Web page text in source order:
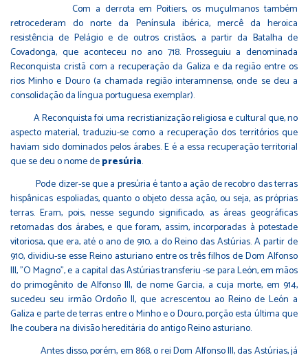
Com a derrota em Poitiers, os muçulmanos também
retrocederam do norte da Península ibérica, mercê da heroica
resistência de Pelágio e de outros cristãos, a partir da Batalha de
Covadonga, que aconteceu no ano 718. Prosseguiu a denominada
Reconquista cristã com a recuperação da Galiza e da região entre os
rios Minho e Douro (a chamada região interamnense, onde se deu a
consolidação da língua portuguesa exemplar).
A Reconquista foi uma recristianização religiosa e cultural que, no
aspecto material, traduziu-se como a recuperação dos territórios que
haviam sido dominados pelos árabes. E é a essa recuperação territorial
que se deu o nome depresúria.
Pode dizer-se que a presúria é tanto a ação de recobro das terras
hispânicas espoliadas, quanto o objeto dessa ação, ou seja, as próprias
terras. Eram, pois, nesse segundo significado, as áreas geográficas
retomadas dos árabes, e que foram, assim, incorporadas à potestade
vitoriosa, que era, até o ano de 910, a do Reino das Astúrias. A partir de
910, dividiu-se esse Reino asturiano entre os três filhos de Dom Alfonso
III, "O Magno", e a capital das Astúrias transferiu -se para León, em mãos
do primogênito de Alfonso III, de nome Garcia, a cuja morte, em 914,
sucedeu seu irmão Ordoño II, que acrescentou ao Reino de León a
Galiza e parte de terras entre o Minho e o Douro, porção esta última que
lhe coubera na divisão hereditária do antigo Reino asturiano.
Antes disso, porém, em 868, o rei Dom Alfonso III, das Astúrias, já